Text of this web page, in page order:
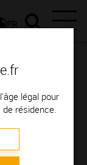
légal pour
résidence.
FR
-